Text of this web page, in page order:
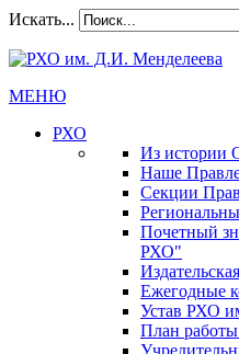
Искать...
МЕНЮ
РХО
Из истории
Наше
Секции
Почетный
РХО"
Ежегодные
Устав РХО
План